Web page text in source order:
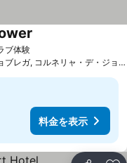
ブ体験料金を表示
ブレガ, コルネリャ・デ・ジョ
料金を表示